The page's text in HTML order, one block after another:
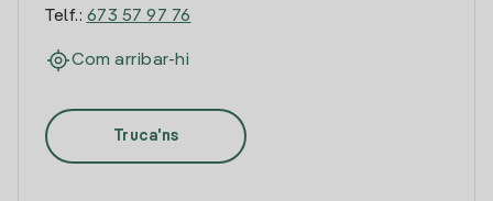
Telf.: 673 57 97 76
Com arribar-hi
Truca'ns